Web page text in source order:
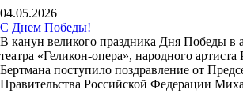
04.05.2026
С Днем Победы!
В канун великого праздника Дня Победы в
театра «Геликон-опера», народного
Бертмана поступило поздравление от
Правительства Российской Федерации